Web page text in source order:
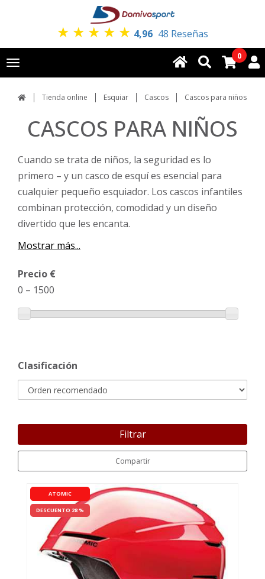
★ ★ ★ ★ ★ 4,96 48 Reseñas
Toggle
navigation
0
Tienda online Esquiar Cascos Cascos para niños
CASCOS PARA NIÑOS
Cuando se trata de niños, la seguridad es lo
primero – y un casco de esquí es esencial para
cualquier pequeño esquiador. Los cascos infantiles
combinan protección, comodidad y un diseño
divertido que les encanta.
Mostrar más...
Precio €
0 – 1500
Clasificación
Filtrar
Compartir
ATOMIC
DESCUENTO 28 %